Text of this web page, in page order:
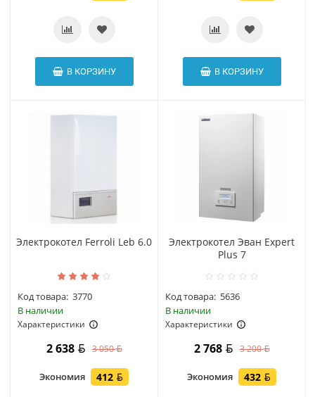
В КОРЗИНУ В КОРЗИНУ
Электрокотел Ferroli Leb 6.0
Код товара: 3770
В наличии
Характеристики
2 638 3 050
Экономия 412
Электрокотел Эван Expert
Plus 7
Код товара: 5636
В наличии
Характеристики
2 768 3 200
Экономия 432